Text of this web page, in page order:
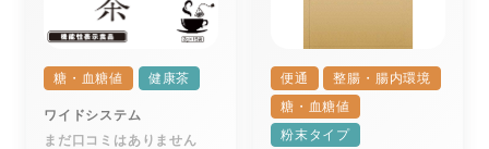
糖・血糖値 健康茶
ワイドシステム
まだ口コミはありません
便通
整腸・腸内環境
糖・血糖値
粉末タイプ